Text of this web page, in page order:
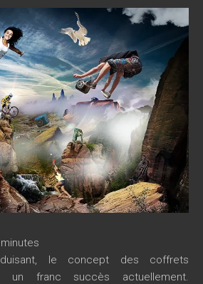
minutes
le concept des coffrets
un franc succès actuellement.